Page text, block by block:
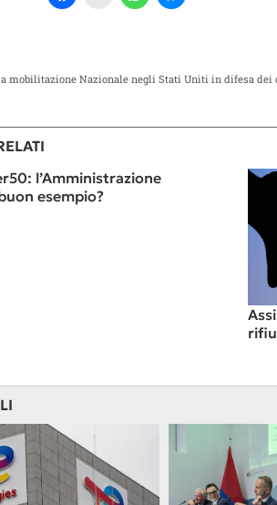
mobilitazione Nazionale negli Stati Uniti in difesa
l’Amministrazione
esempio?